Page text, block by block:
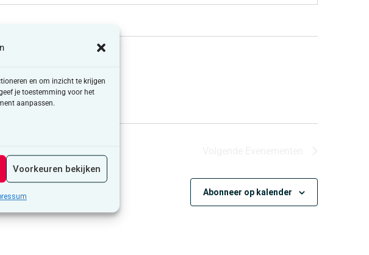
en om inzicht te krijgen
je toestemming voor het
aanpassen.
Voorkeuren bekijken
Abonneer op kalender